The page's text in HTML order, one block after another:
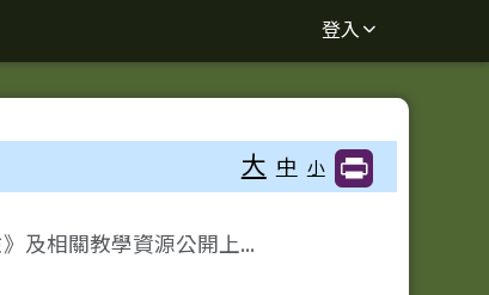
登入
大 中 小
及相關教學資源公開上...